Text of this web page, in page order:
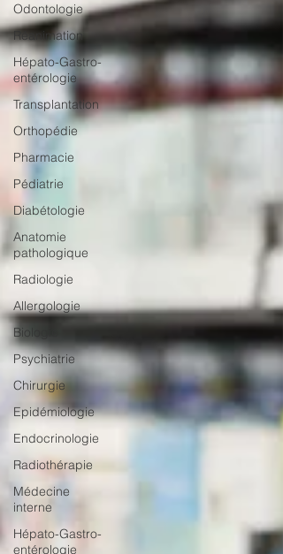
Odontologie
Réanimation
Hépato-Gastro-
entérologie
Transplantation
Orthopédie
Pharmacie
Pédiatrie
Diabétologie
Anatomie
pathologique
Radiologie
Allergologie
Biologie
Psychiatrie
Chirurgie
Epidémiologie
Endocrinologie
Radiothérapie
Médecine
interne
Hépato-Gastro-
entérologie